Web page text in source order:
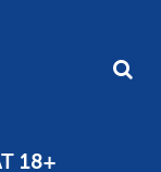
18+